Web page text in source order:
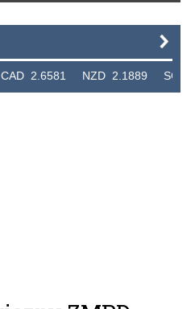
2.6581 NZD 2.1889 SGD